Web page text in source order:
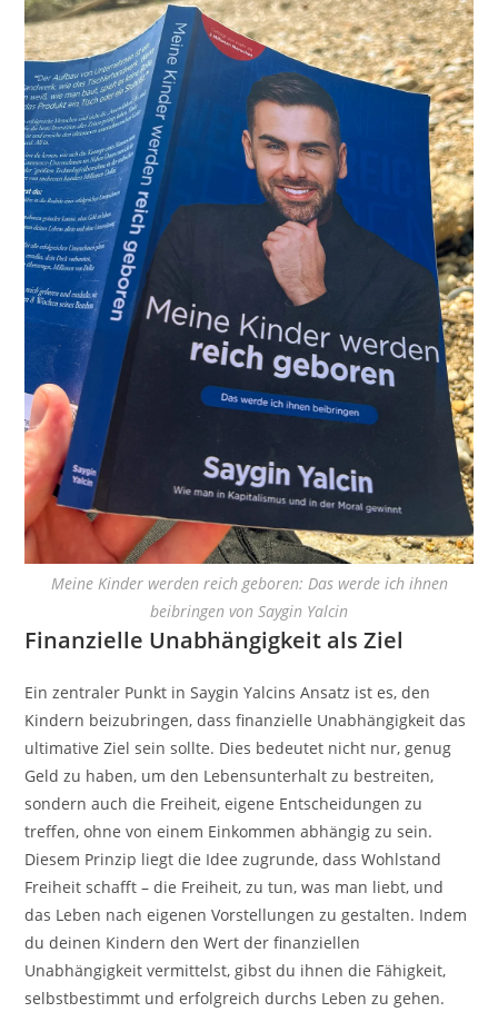
Meine Kinder werden reich geboren: Das werde ich ihnen
beibringen von Saygin Yalcin
Finanzielle Unabhängigkeit als Ziel
Ein zentraler Punkt in Saygin Yalcins Ansatz ist es, den
Kindern beizubringen, dass finanzielle Unabhängigkeit das
ultimative Ziel sein sollte. Dies bedeutet nicht nur, genug
Geld zu haben, um den Lebensunterhalt zu bestreiten,
sondern auch die Freiheit, eigene Entscheidungen zu
treffen, ohne von einem Einkommen abhängig zu sein.
Diesem Prinzip liegt die Idee zugrunde, dass Wohlstand
Freiheit schafft – die Freiheit, zu tun, was man liebt, und
das Leben nach eigenen Vorstellungen zu gestalten. Indem
du deinen Kindern den Wert der finanziellen
Unabhängigkeit vermittelst, gibst du ihnen die Fähigkeit,
selbstbestimmt und erfolgreich durchs Leben zu gehen.